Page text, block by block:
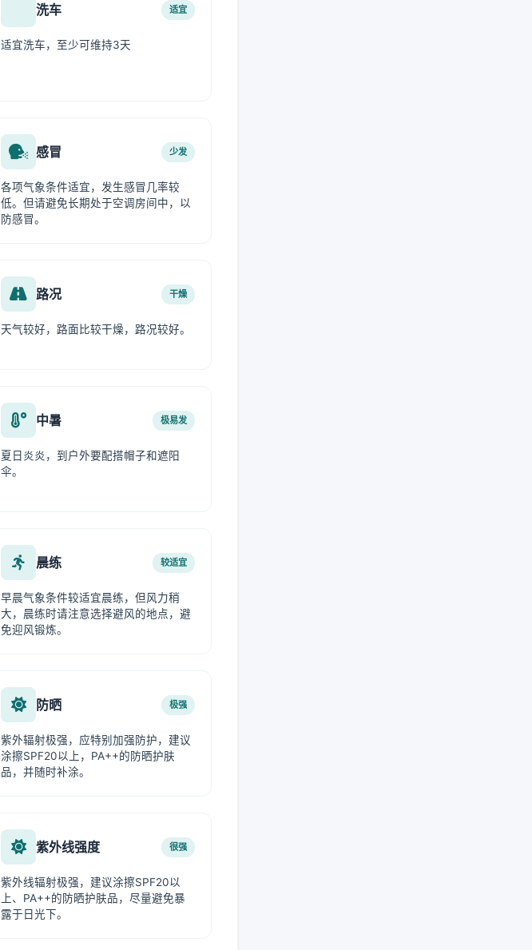
洗车 适宜
适宜洗车，至少可维持3天
感冒 少发
各项气象条件适宜，发生感冒几率较
低。但请避免长期处于空调房间中，以
防感冒。
路况 干燥
天气较好，路面比较干燥，路况较好。
中暑 极易发
夏日炎炎，到户外要配搭帽子和遮阳
伞。
晨练 较适宜
早晨气象条件较适宜晨练，但风力稍
大，晨练时请注意选择避风的地点，避
免迎风锻炼。
防晒 极强
紫外辐射极强，应特别加强防护，建议
涂擦SPF20以上，PA++的防晒护肤
品，并随时补涂。
紫外线强度 很强
紫外线辐射极强，建议涂擦SPF20以
上、PA++的防晒护肤品，尽量避免暴
露于日光下。